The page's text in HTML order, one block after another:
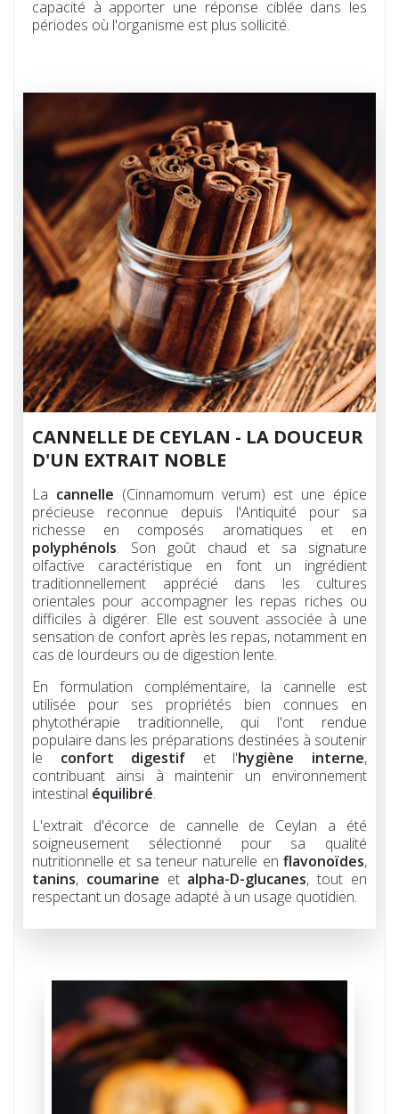
capacité à apporter une réponse ciblée dans les
périodes où l'organisme est plus sollicité.
CANNELLE DE CEYLAN - LA DOUCEUR
D'UN EXTRAIT NOBLE
La cannelle (Cinnamomum verum) est une épice
précieuse reconnue depuis l'Antiquité pour sa
richesse en composés aromatiques et en
polyphénols. Son goût chaud et sa signature
olfactive caractéristique en font un ingrédient
traditionnellement apprécié dans les cultures
orientales pour accompagner les repas riches ou
difficiles à digérer. Elle est souvent associée à une
sensation de confort après les repas, notamment en
cas de lourdeurs ou de digestion lente.
En formulation complémentaire, la cannelle est
utilisée pour ses propriétés bien connues en
phytothérapie traditionnelle, qui l'ont rendue
populaire dans les préparations destinées à soutenir
le confort digestif et l'hygiène interne,
contribuant ainsi à maintenir un environnement
intestinal équilibré.
L'extrait d'écorce de cannelle de Ceylan a été
soigneusement sélectionné pour sa qualité
nutritionnelle et sa teneur naturelle en flavonoïdes,
tanins, coumarine et alpha-D-glucanes, tout en
respectant un dosage adapté à un usage quotidien.